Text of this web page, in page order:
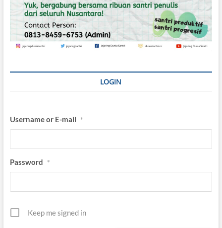
a
n
t
r
i
LOGIN
Username or E-mail *
Password *
Keep me signed in